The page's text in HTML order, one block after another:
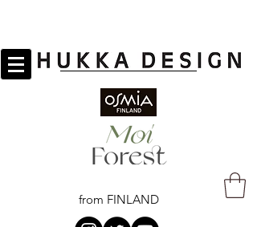
from FINLAND